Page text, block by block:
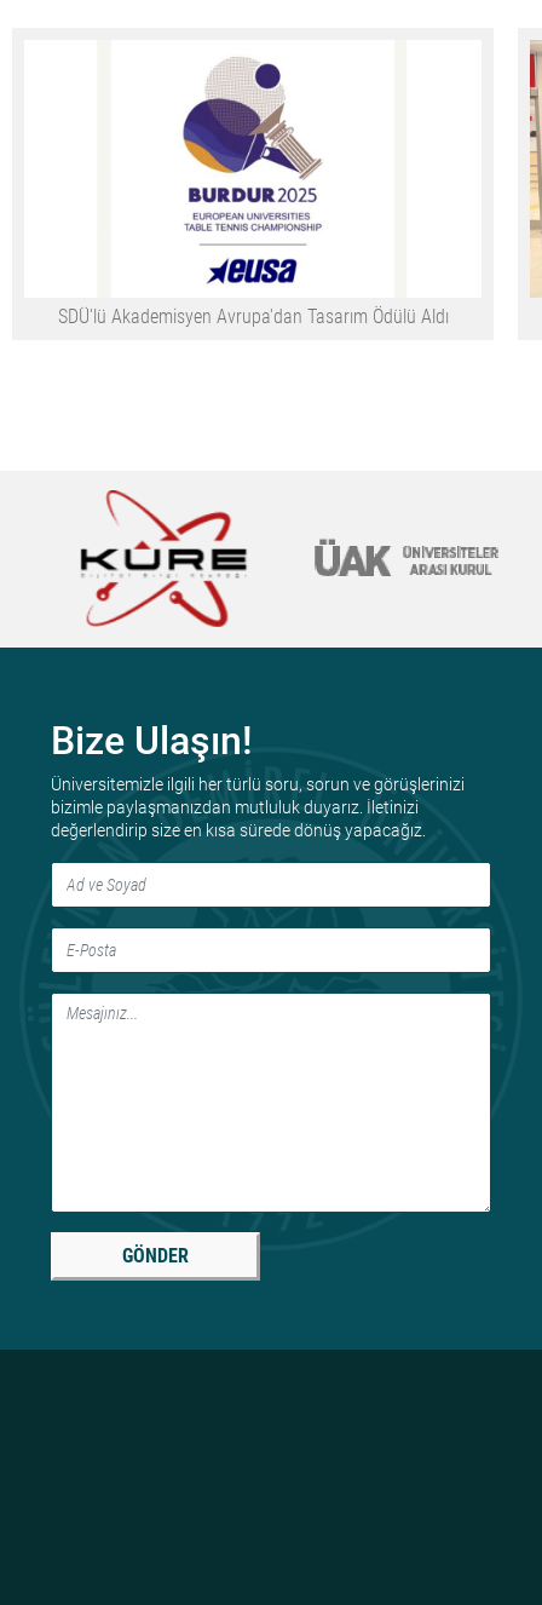
SDÜ'lü Akademisyen Avrupa'dan Tasarım Ödülü Aldı
Bize Ulaşın!
Üniversitemizle ilgili her türlü soru, sorun ve görüşlerinizi
bizimle paylaşmanızdan mutluluk duyarız. İletinizi
değerlendirip size en kısa sürede dönüş yapacağız.
GÖNDER